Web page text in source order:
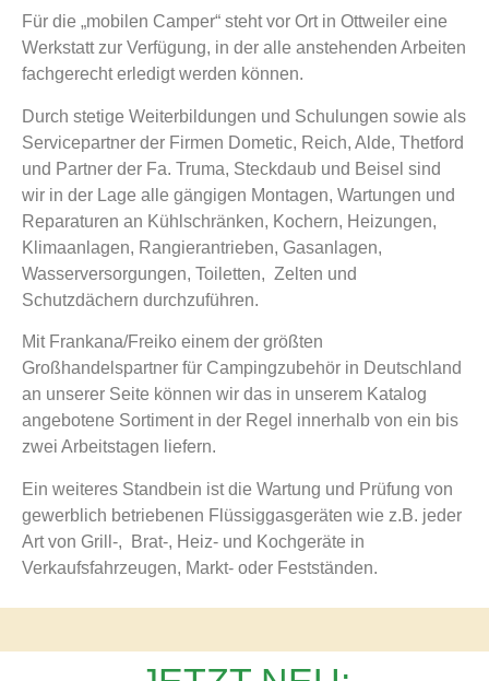
Für die „mobilen Camper“ steht vor Ort in Ottweiler eine
Werkstatt zur Verfügung, in der alle anstehenden Arbeiten
fachgerecht erledigt werden können.
Durch stetige Weiterbildungen und Schulungen sowie als
Servicepartner der Firmen Dometic, Reich, Alde, Thetford
und Partner der Fa. Truma, Steckdaub und Beisel sind
wir in der Lage alle gängigen Montagen, Wartungen und
Reparaturen an Kühlschränken, Kochern, Heizungen,
Klimaanlagen, Rangierantrieben, Gasanlagen,
Wasserversorgungen, Toiletten, Zelten und
Schutzdächern durchzuführen.
Mit Frankana/Freiko einem der größten
Großhandelspartner für Campingzubehör in Deutschland
an unserer Seite können wir das in unserem Katalog
angebotene Sortiment in der Regel innerhalb von ein bis
zwei Arbeitstagen liefern.
Ein weiteres Standbein ist die Wartung und Prüfung von
gewerblich betriebenen Flüssiggasgeräten wie z.B. jeder
Art von Grill-, Brat-, Heiz- und Kochgeräte in
Verkaufsfahrzeugen, Markt- oder Festständen.